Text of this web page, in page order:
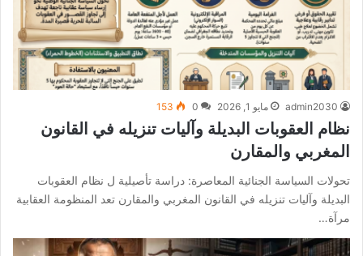
admin2030 مايو 1, 2026 0
153
نظام العقوبات البديلة وآليات تنزيله في القانون
المغربي والمقارن
تحولات السياسة الجنائية المعاصرة: دراسة تأصيلية ل نظام العقوبات
البديلة وآليات تنزيله في القانون المغربي والمقارن تعد المنظومة العقابية
مرآة…